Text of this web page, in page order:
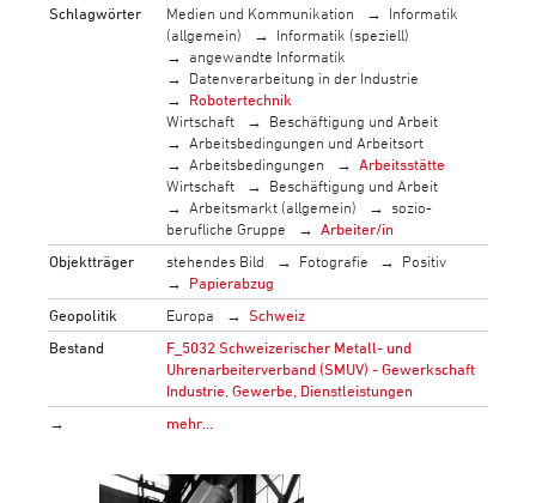
Schlagwörter
Medien und Kommunikation
Informatik
(allgemein)
Informatik (speziell)
angewandte Informatik
Datenverarbeitung in der Industrie
Robotertechnik
Wirtschaft
Beschäftigung und Arbeit
Arbeitsbedingungen und Arbeitsort
Arbeitsbedingungen
Arbeitsstätte
Wirtschaft
Beschäftigung und Arbeit
Arbeitsmarkt (allgemein)
sozio-
berufliche Gruppe
Arbeiter/in
Objektträger
stehendes Bild Fotografie
Positiv
Papierabzug
Geopolitik
Europa
Schweiz
Bestand
F_5032 Schweizerischer Metall- und
Uhrenarbeiterverband (SMUV) - Gewerkschaft
Industrie, Gewerbe, Dienstleistungen
→
mehr…